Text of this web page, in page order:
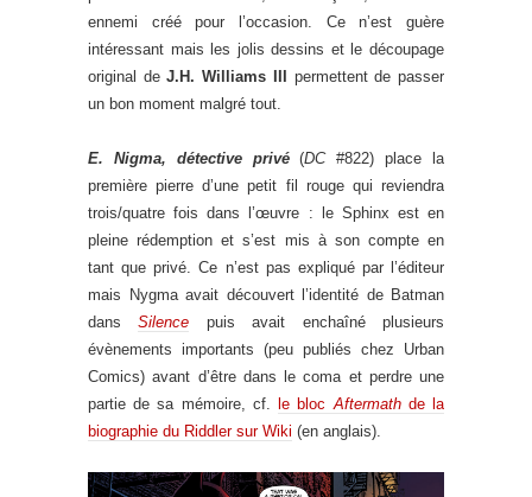
ennemi créé pour l’occasion. Ce n’est guère
intéressant mais les jolis dessins et le découpage
original deJ.H. Williams III permettent de passer
un bon moment malgré tout.
E. Nigma, détective privé(DC#822) place la
première pierre d’une petit fil rouge qui reviendra
trois/quatre fois dans l’œuvre : le Sphinx est en
pleine rédemption et s’est mis à son compte en
tant que privé. Ce n’est pas expliqué par l’éditeur
mais Nygma avait découvert l’identité de Batman
dansSilence puis avait enchaîné plusieurs
évènements importants (peu publiés chez Urban
Comics) avant d’être dans le coma et perdre une
partie de sa mémoire, cf.le bloc Aftermathde la
biographie du Riddler sur Wiki (en anglais).